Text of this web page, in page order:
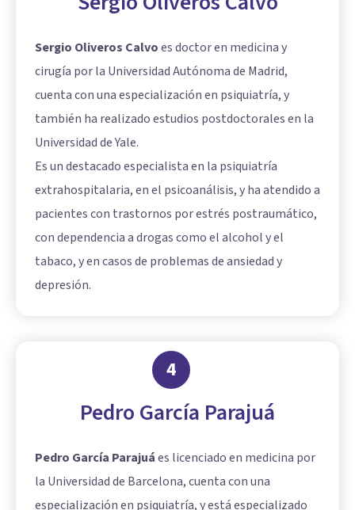
Sergio Oliveros Calvoes doctor en medicina y
cirugía por la Universidad Autónoma de Madrid,
cuenta con una especialización en psiquiatría, y
también ha realizado estudios postdoctorales en la
Universidad de Yale.
Es un destacado especialista en la psiquiatría
extrahospitalaria, en el psicoanálisis, y ha atendido a
pacientes con trastornos por estrés postraumático,
con dependencia a drogas como el alcohol y el
tabaco, y en casos de problemas de ansiedad y
depresión.
4
Pedro García Parajuá
Pedro García Parajuáes licenciado en medicina por
la Universidad de Barcelona, cuenta con una
especialización en psiquiatría, y está especializado